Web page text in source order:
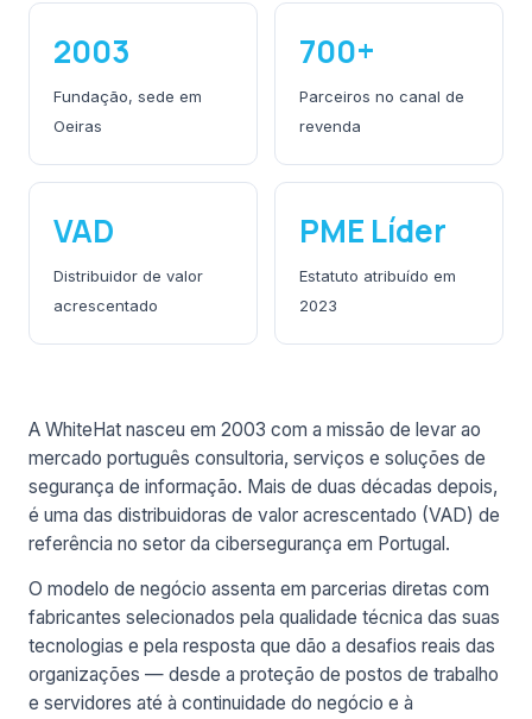
2003
Fundação, sede em
Oeiras
700+
Parceiros no canal de
revenda
VAD
Distribuidor de valor
acrescentado
PME Líder
Estatuto atribuído em
2023
A WhiteHat nasceu em 2003 com a missão de levar ao
mercado português consultoria, serviços e soluções de
segurança de informação. Mais de duas décadas depois,
é uma das distribuidoras de valor acrescentado (VAD) de
referência no setor da cibersegurança em Portugal.
O modelo de negócio assenta em parcerias diretas com
fabricantes selecionados pela qualidade técnica das suas
tecnologias e pela resposta que dão a desafios reais das
organizações — desde a proteção de postos de trabalho
e servidores até à continuidade do negócio e à